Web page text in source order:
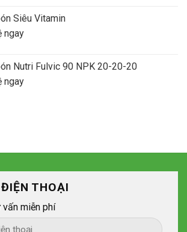
Siêu Vitamin
ngay
Nutri Fulvic 90 NPK 20-20-20
ngay
THOẠI
vấn miễn phí